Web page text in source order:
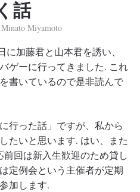
話
Minato Miyamoto
加藤君と山本君を誘い、
ゲーに行ってきました. これ
書いているので是非読んで
行った話」ですが、私から
たいと思います. はい、また
回は新入生歓迎のため貸し
定例会という主催者が定期
加します.